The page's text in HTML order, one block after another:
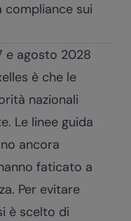
compliance sui
e agosto 2028
è che le
nazionali
Le linee guida
ancora
faticato a
Per evitare
è scelto di